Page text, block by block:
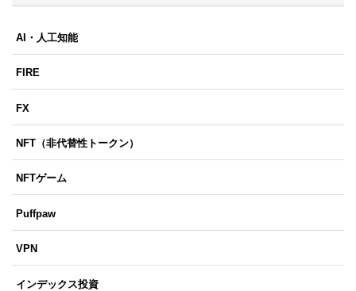
AI・人工知能
FIRE
FX
NFT（非代替性トークン）
NFTゲーム
Puffpaw
VPN
インデックス投資